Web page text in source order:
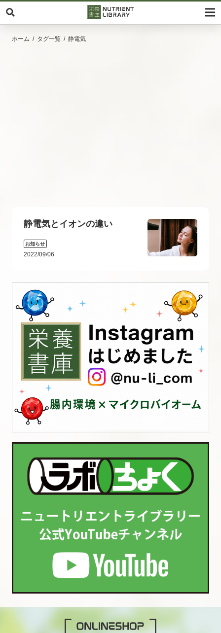
ホーム タグ一覧 静電気
静電気とイオンの違い
お知らせ
2022/09/06